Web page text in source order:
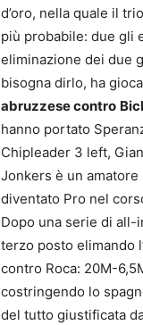
d’oro, nella quale il
più probabile: due gli
eliminazione dei due
bisogna dirlo, ha
abruzzese contro
hanno portato
Chipleader 3 left,
Jonkers è un
diventato Pro nel
Dopo una serie di all-
terzo posto elimando
contro Roca: 20M-
costringendo lo
del tutto giustificata